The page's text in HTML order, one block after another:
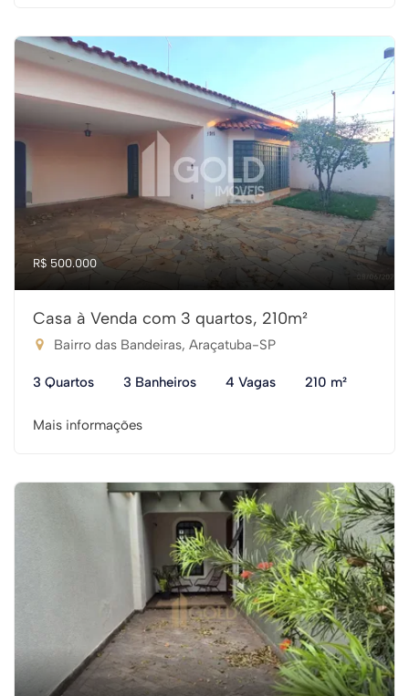
R$ 500.000
Casa à Venda com 3 quartos, 210m²
Bairro das Bandeiras, Araçatuba-SP
3 Quartos 3 Banheiros 4 Vagas 210 m²
Mais informações